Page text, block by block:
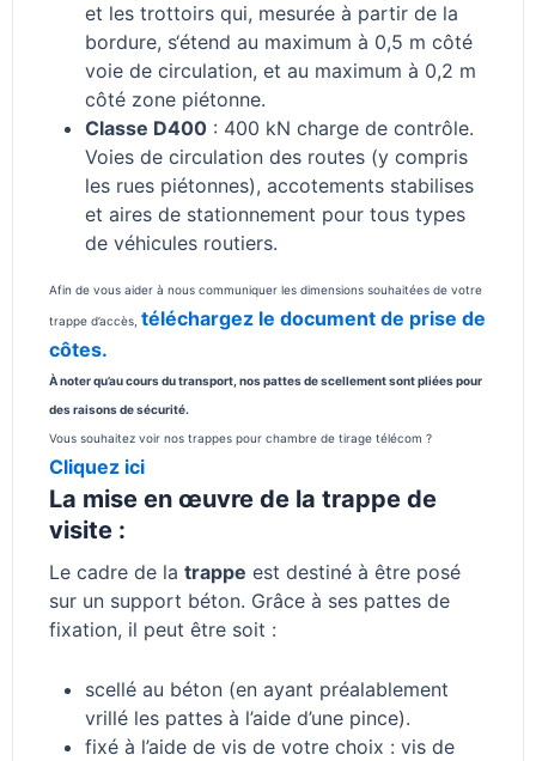
et les trottoirs qui, mesurée à partir de la
bordure, s‘étend au maximum à 0,5 m côté
voie de circulation, et au maximum à 0,2 m
côté zone piétonne.
Classe D400 : 400 kN charge de contrôle.
Voies de circulation des routes (y compris
les rues piétonnes), accotements stabilises
et aires de stationnement pour tous types
de véhicules routiers.
Afin de vous aider à nous communiquer les dimensions souhaitées de votre
trappe d’accès, téléchargez le document de prise de
côtes.
À noter qu’au cours du transport, nos pattes de scellement sont pliées pour
des raisons de sécurité.
Vous souhaitez voir nos trappes pour chambre de tirage télécom ?
Cliquez ici
La mise en œuvre de la trappe de
visite :
Le cadre de la trappe est destiné à être posé
sur un support béton. Grâce à ses pattes de
fixation, il peut être soit :
scellé au béton (en ayant préalablement
vrillé les pattes à l’aide d’une pince).
fixé à l’aide de vis de votre choix : vis de